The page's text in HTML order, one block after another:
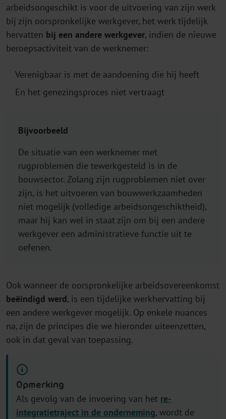
arbeidsongeschikt is voor de uitvoering van zijn werk
bij zijn oorspronkelijke werkgever, het werk tijdelijk
hervatten bij een andere werkgever, indien de nieuwe
beroepsactiviteit van de werknemer:
Verenigbaar is met de aandoening die hij heeft
En het genezingsproces niet vertraagt
Bijvoorbeeld
De situatie van een werknemer met
rugproblemen die tewerkgesteld is in de
bouwsector. Zolang zijn rugproblemen niet over
zijn, is het uitvoeren van bouwwerkzaamheden
niet mogelijk (volledige arbeidsongeschiktheid),
maar hij kan wel in staat zijn om bij een andere
werkgever een administratieve functie uit te
oefenen.
Ook wanneer de oorspronkelijke arbeidsovereenkomst
beëindigd werd, is een tijdelijke werkhervatting bij
een andere werkgever mogelijk. Op enkele nuances
na, zijn de principes die we hieronder uiteenzetten,
ook in dat geval van toepassing.
Opmerking
Als gevolg van de invoering van het re-
integratietraject in de onderneming, wordt de